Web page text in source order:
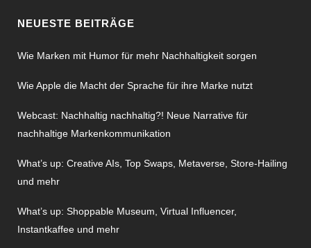
NEUESTE BEITRÄGE
Wie Marken mit Humor für mehr Nachhaltigkeit sorgen
Wie Apple die Macht der Sprache für ihre Marke nutzt
Webcast: Nachhaltig nachhaltig?! Neue Narrative für
nachhaltige Markenkommunikation
What’s up: Creative AIs, Top Swaps, Metaverse, Store-Hailing
und mehr
What’s up: Shoppable Museum, Virtual Influencer,
Instantkaffee und mehr